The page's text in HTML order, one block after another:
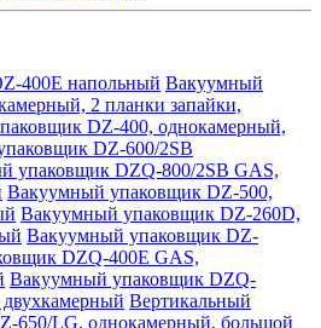
400E напольный Вакуумный
2 планки запайки,
DZ-400, однокамерный,
DZ-600/2SB
упаковщик DZQ-800/2SB GAS,
Вакуумный упаковщик DZ-500,
Вакуумный упаковщик DZ-260D,
Вакуумный упаковщик DZ-
DZQ-400E GAS,
Вакуумный упаковщик DZQ-
двухкамерный Вертикальный
650/LG, однокамерный, большой